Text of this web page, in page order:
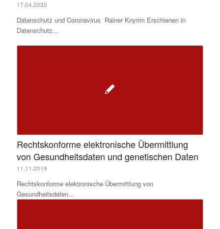
17.04.2020
Datenschutz und Coronavirus Rainer Knyrim Erschienen in
Datenschutz…
Rechtskonforme elektronische Übermittlung
von Gesundheitsdaten und genetischen Daten
11.11.2019
Rechtskonforme elektronische Übermittlung von
Gesundheitsdaten…